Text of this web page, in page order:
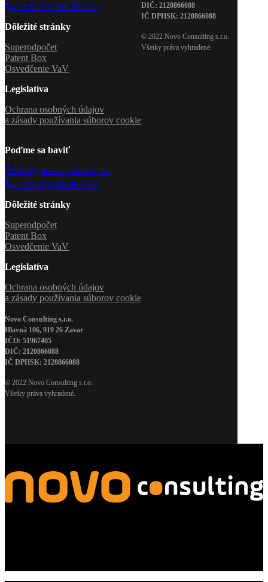
+421 (0) 910 609 711
Dôležité stránky
Superodpočet
Patent Box
Osvedčenie VaV
Legislatíva
Ochrana osobných údajov
a zásady používania súborov cookie
DIČ: 2120866088
IČ DPHSK: 2120866088
© 2022 Novo Consulting s.r.o.
Všetky práva vyhradené.
Poďme sa baviť
info@novoconsulting.sk
+421 (0) 910 609 711
Dôležité stránky
Superodpočet
Patent Box
Osvedčenie VaV
Legislatíva
Ochrana osobných údajov
a zásady používania súborov cookie
Novo Consulting s.r.o.
Hlavná 106, 919 26 Zavar
IČO: 51967405
DIČ: 2120866088
IČ DPHSK: 2120866088
© 2022 Novo Consulting s.r.o.
Všetky práva vyhradené.